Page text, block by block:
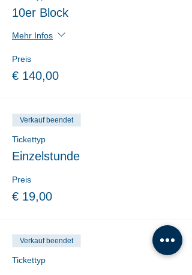
10er Block
Mehr Infos
Preis
€ 140,00
Verkauf beendet
Tickettyp
Einzelstunde
Preis
€ 19,00
Verkauf beendet
Tickettyp